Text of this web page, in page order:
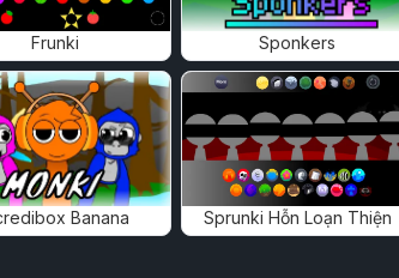
Frunki Sponkers
Banana Sprunki Hỗn Loạn Thiện